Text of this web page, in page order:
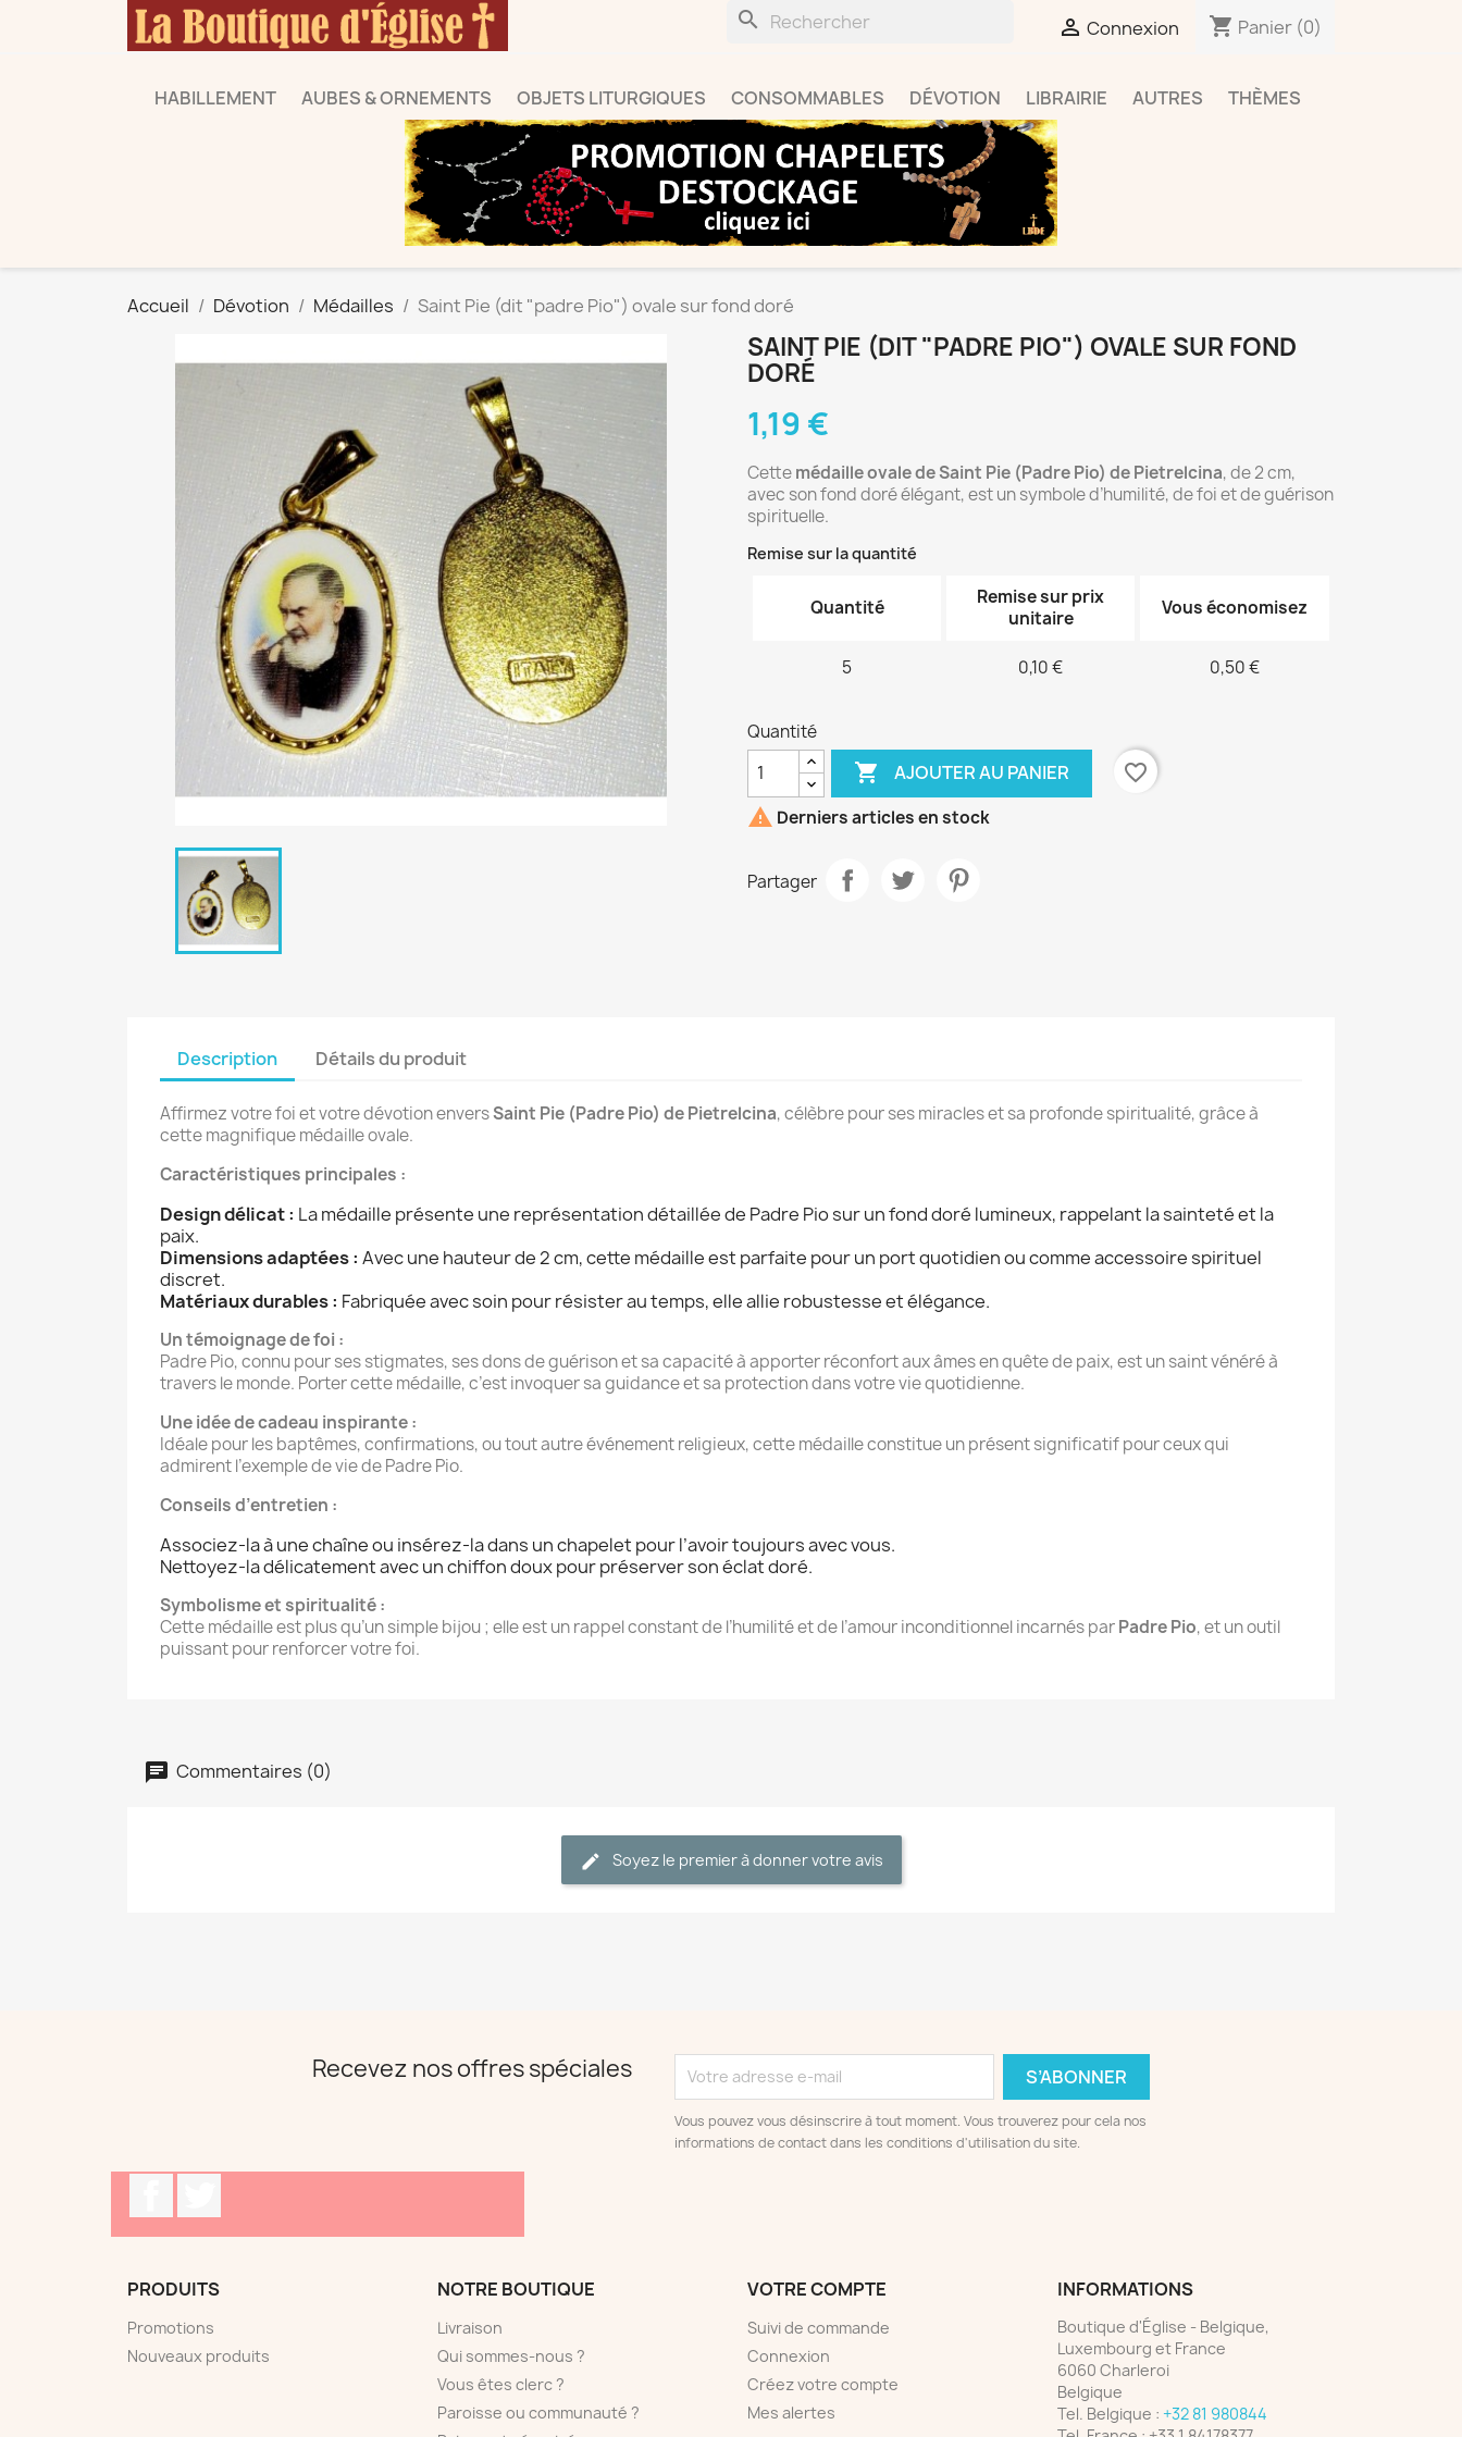
search  Connexion shopping_cart Panier (0)
HABILLEMENT AUBES & ORNEMENTS OBJETS LITURGIQUES CONSOMMABLES DÉVOTION LIBRAIRIE AUTRES THÈMES
Accueil Dévotion Médailles Saint Pie (dit "padre Pio") ovale sur fond doré
SAINT PIE (DIT "PADRE PIO") OVALE SUR FOND
DORÉ
1,19 €
Cettemédaille ovale de Saint Pie (Padre Pio) de Pietrelcina, de 2 cm,
avec son fond doré élégant, est un symbole d’humilité, de foi et de guérison
spirituelle.
Remise sur la quantité
Quantité
Remise sur prix
unitaire
Vous économisez
5 0,10 € 0,50 €
Quantité
 AJOUTER AU PANIER
favorite_border
 Derniers articles en stock
Partager
Description Détails du produit
Affirmez votre foi et votre dévotion enversSaint Pie (Padre Pio) de Pietrelcina, célèbre pour ses miracles et sa profonde spiritualité, grâce à
cette magnifique médaille ovale.
Caractéristiques principales :
Design délicat : La médaille présente une représentation détaillée de Padre Pio sur un fond doré lumineux, rappelant la sainteté et la
paix.
Dimensions adaptées : Avec une hauteur de 2 cm, cette médaille est parfaite pour un port quotidien ou comme accessoire spirituel
discret.
Matériaux durables : Fabriquée avec soin pour résister au temps, elle allie robustesse et élégance.
Un témoignage de foi :
Padre Pio, connu pour ses stigmates, ses dons de guérison et sa capacité à apporter réconfort aux âmes en quête de paix, est un saint vénéré à
travers le monde. Porter cette médaille, c’est invoquer sa guidance et sa protection dans votre vie quotidienne.
Une idée de cadeau inspirante :
Idéale pour les baptêmes, confirmations, ou tout autre événement religieux, cette médaille constitue un présent significatif pour ceux qui
admirent l’exemple de vie de Padre Pio.
Conseils d’entretien :
Associez-la à une chaîne ou insérez-la dans un chapelet pour l’avoir toujours avec vous.
Nettoyez-la délicatement avec un chiffon doux pour préserver son éclat doré.
Symbolisme et spiritualité :
Cette médaille est plus qu’un simple bijou ; elle est un rappel constant de l’humilité et de l’amour inconditionnel incarnés parPadre Pio, et un outil
puissant pour renforcer votre foi.
Commentaires (0)
Soyez le premier à donner votre avis
Recevez nos offres spéciales
Vous pouvez vous désinscrire à tout moment. Vous trouverez pour cela nos
informations de contact dans les conditions d'utilisation du site.
PRODUITS
Promotions
Nouveaux produits
NOTRE BOUTIQUE
Livraison
Qui sommes-nous ?
Vous êtes clerc ?
Paroisse ou communauté ?
VOTRE COMPTE
Suivi de commande
Connexion
Créez votre compte
Mes alertes
INFORMATIONS
Boutique d'Église - Belgique,
Luxembourg et France
6060 Charleroi
Belgique
Tel. Belgique : +32 81 980844